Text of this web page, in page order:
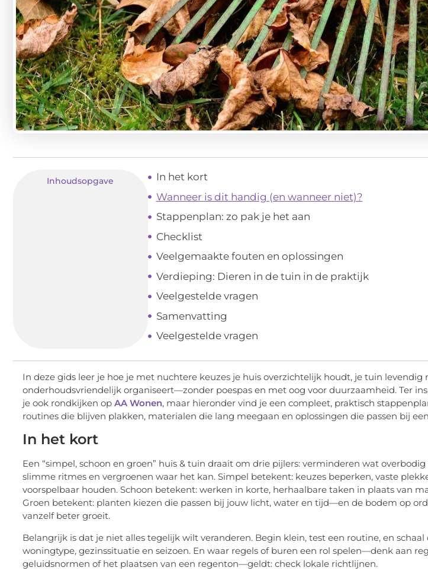
Inhoudsopgave
In het kort
Wanneer is dit handig (en wanneer niet)?
Stappenplan: zo pak je het aan
Checklist
Veelgemaakte fouten en oplossingen
Verdieping: Dieren in de tuin in de praktijk
Veelgestelde vragen
Samenvatting
Veelgestelde vragen
In deze gids leer je hoe je met nuchtere keuzes je huis overzichtelijk houdt, je tuin levendig
onderhoudsvriendelijk organiseert—zonder poespas en met oog voor duurzaamheid. Ter
je ook rondkijken op AA Wonen, maar hieronder vind je een compleet, praktisch
routines die blijven plakken, materialen die lang meegaan en oplossingen die passen bij
In het kort
Een “simpel, schoon en groen” huis & tuin draait om drie pijlers: verminderen wat
slimme ritmes en vergroenen waar het kan. Simpel betekent: keuzes beperken, vaste
voorspelbaar houden. Schoon betekent: werken in korte, herhaalbare taken in plaats van
Groen betekent: planten kiezen die passen bij jouw licht, water en tijd—en de bodem op
vanzelf beter groeit.
Belangrijk is dat je niet alles tegelijk wilt veranderen. Begin klein, test een routine, en
woningtype, gezinssituatie en seizoen. En waar regels of buren een rol spelen—denk aan
geluidsnormen of het plaatsen van een regenton—geldt: check lokale richtlijnen.